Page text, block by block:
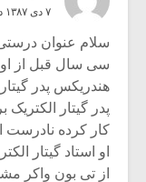
۷ دی ۱۳۸۷ در ۳:۰۱ ب٫ظ
سلام عنوان
سی سال قبل از
هندریکس پدر
پدر گیتار
کار کرده نادرست
او استاد گیتار
از تی بون واکر